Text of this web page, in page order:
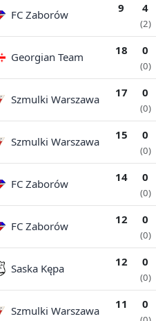
FC Zaborów 9 4
(2)
Georgian Team 18 0
(0)
Szmulki Warszawa 17 0
(0)
Szmulki Warszawa 15 0
(0)
FC Zaborów 14 0
(0)
FC Zaborów 12 0
(0)
Saska Kępa 12 0
(0)
Szmulki Warszawa 11 0